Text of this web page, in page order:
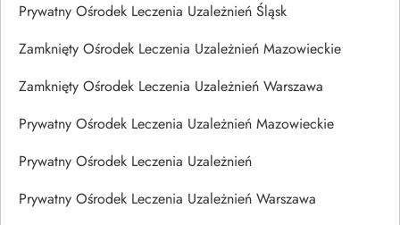
Prywatny Ośrodek Leczenia Uzależnień Śląsk
Zamknięty Ośrodek Leczenia Uzależnień Mazowieckie
Zamknięty Ośrodek Leczenia Uzależnień Warszawa
Prywatny Ośrodek Leczenia Uzależnień Mazowieckie
Prywatny Ośrodek Leczenia Uzależnień
Prywatny Ośrodek Leczenia Uzależnień Warszawa